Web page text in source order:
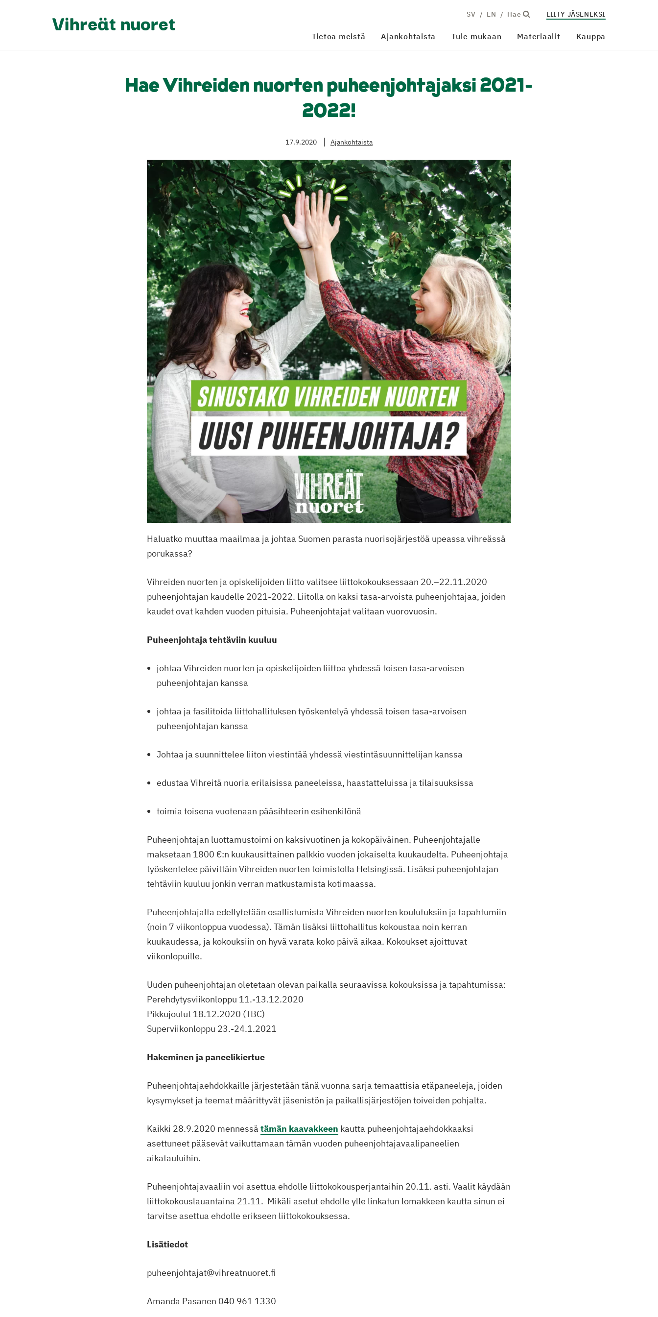
SV EN Hae LIITY JÄSENEKSI
Tietoa meistä Ajankohtaista Tule mukaan Materiaalit Kauppa
Hae Vihreiden nuorten puheenjohtajaksi 2021-
2022!
17.9.2020 Ajankohtaista
Haluatko muuttaa maailmaa ja johtaa Suomen parasta nuorisojärjestöä upeassa vihreässä
porukassa?
Vihreiden nuorten ja opiskelijoiden liitto valitsee liittokokouksessaan 20.–22.11.2020
puheenjohtajan kaudelle 2021-2022. Liitolla on kaksi tasa-arvoista puheenjohtajaa, joiden
kaudet ovat kahden vuoden pituisia. Puheenjohtajat valitaan vuorovuosin.
Puheenjohtaja tehtäviin kuuluu
johtaa Vihreiden nuorten ja opiskelijoiden liittoa yhdessä toisen tasa-arvoisen
puheenjohtajan kanssa
johtaa ja fasilitoida liittohallituksen työskentelyä yhdessä toisen tasa-arvoisen
puheenjohtajan kanssa
Johtaa ja suunnittelee liiton viestintää yhdessä viestintäsuunnittelijan kanssa
edustaa Vihreitä nuoria erilaisissa paneeleissa, haastatteluissa ja tilaisuuksissa
toimia toisena vuotenaan pääsihteerin esihenkilönä
Puheenjohtajan luottamustoimi on kaksivuotinen ja kokopäiväinen. Puheenjohtajalle
maksetaan 1800 €:n kuukausittainen palkkio vuoden jokaiselta kuukaudelta. Puheenjohtaja
työskentelee päivittäin Vihreiden nuorten toimistolla Helsingissä. Lisäksi puheenjohtajan
tehtäviin kuuluu jonkin verran matkustamista kotimaassa.
Puheenjohtajalta edellytetään osallistumista Vihreiden nuorten koulutuksiin ja tapahtumiin
(noin 7 viikonloppua vuodessa). Tämän lisäksi liittohallitus kokoustaa noin kerran
kuukaudessa, ja kokouksiin on hyvä varata koko päivä aikaa. Kokoukset ajoittuvat
viikonlopuille.
Uuden puheenjohtajan oletetaan olevan paikalla seuraavissa kokouksissa ja tapahtumissa:
Perehdytysviikonloppu 11.-13.12.2020
Pikkujoulut 18.12.2020 (TBC)
Superviikonloppu 23.-24.1.2021
Hakeminen ja paneelikiertue
Puheenjohtajaehdokkaille järjestetään tänä vuonna sarja temaattisia etäpaneeleja, joiden
kysymykset ja teemat määrittyvät jäsenistön ja paikallisjärjestöjen toiveiden pohjalta.
Kaikki 28.9.2020 mennessä tämän kaavakkeen kautta puheenjohtajaehdokkaaksi
asettuneet pääsevät vaikuttamaan tämän vuoden puheenjohtajavaalipaneelien
aikatauluihin.
Puheenjohtajavaaliin voi asettua ehdolle liittokokousperjantaihin 20.11. asti. Vaalit käydään
liittokokouslauantaina 21.11. Mikäli asetut ehdolle ylle linkatun lomakkeen kautta sinun ei
tarvitse asettua ehdolle erikseen liittokokouksessa.
Lisätiedot
puheenjohtajat@vihreatnuoret.fi
Amanda Pasanen 040 961 1330